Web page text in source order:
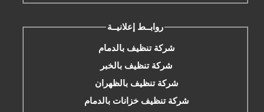
روابــط إعلانيــة
شركة تنظيف بالدمام
شركة تنظيف بالخبر
شركة تنظيف بالظهران
شركة تنظيف خزانات بالدمام